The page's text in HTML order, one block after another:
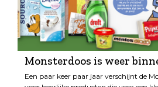
Monsterdoos is weer
Een paar keer paar jaar verschijnt de